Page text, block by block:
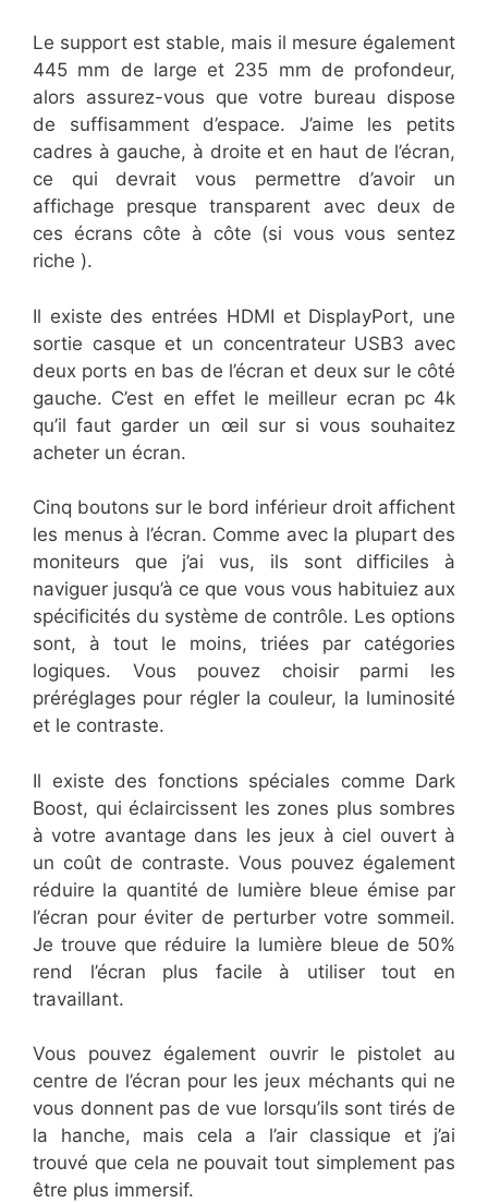
Le support est stable, mais il mesure également
445 mm de large et 235 mm de profondeur,
alors assurez-vous que votre bureau dispose
de suffisamment d’espace. J’aime les petits
cadres à gauche, à droite et en haut de l’écran,
ce qui devrait vous permettre d’avoir un
affichage presque transparent avec deux de
ces écrans côte à côte (si vous vous sentez
riche ).
Il existe des entrées HDMI et DisplayPort, une
sortie casque et un concentrateur USB3 avec
deux ports en bas de l’écran et deux sur le côté
gauche. C’est en effet le meilleur ecran pc 4k
qu’il faut garder un œil sur si vous souhaitez
acheter un écran.
Cinq boutons sur le bord inférieur droit affichent
les menus à l’écran. Comme avec la plupart des
moniteurs que j’ai vus, ils sont difficiles à
naviguer jusqu’à ce que vous vous habituiez aux
spécificités du système de contrôle. Les options
sont, à tout le moins, triées par catégories
logiques. Vous pouvez choisir parmi les
préréglages pour régler la couleur, la luminosité
et le contraste.
Il existe des fonctions spéciales comme Dark
Boost, qui éclaircissent les zones plus sombres
à votre avantage dans les jeux à ciel ouvert à
un coût de contraste. Vous pouvez également
réduire la quantité de lumière bleue émise par
l’écran pour éviter de perturber votre sommeil.
Je trouve que réduire la lumière bleue de 50%
rend l’écran plus facile à utiliser tout en
travaillant.
Vous pouvez également ouvrir le pistolet au
centre de l’écran pour les jeux méchants qui ne
vous donnent pas de vue lorsqu’ils sont tirés de
la hanche, mais cela a l’air classique et j’ai
trouvé que cela ne pouvait tout simplement pas
être plus immersif.